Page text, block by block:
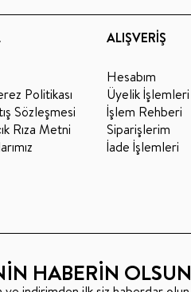
Politikası
Sözleşmesi
Rıza Metni
ALIŞVERİŞ
Hesabım
Üyelik İşlemleri
İşlem Rehberi
Siparişlerim
İade İşlemleri
HABERİN OLSUN